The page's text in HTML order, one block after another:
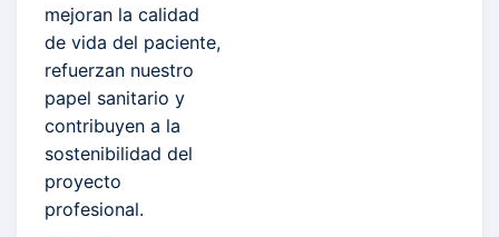
mejoran la calidad
de vida del paciente,
refuerzan nuestro
papel sanitario y
contribuyen a la
sostenibilidad del
proyecto
profesional.